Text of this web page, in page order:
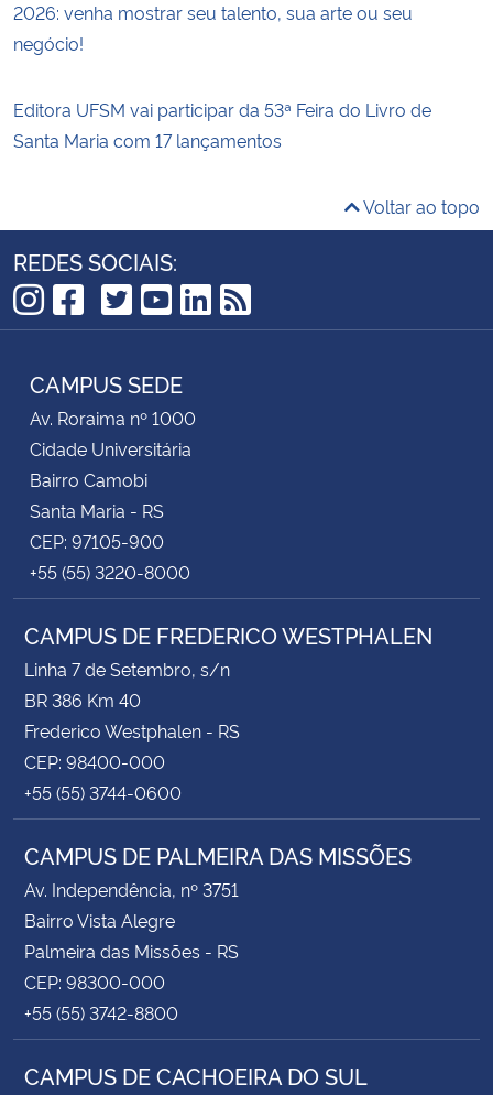
2026: venha mostrar seu talento, sua arte ou seu
negócio!
Editora UFSM vai participar da 53ª Feira do Livro de
Santa Maria com 17 lançamentos
Voltar ao topo
REDES SOCIAIS:
Instagram
Facebook
TikTok
Twitter
YouTube
LinkedIn
RSS
CAMPUS SEDE
Av. Roraima nº 1000
Cidade Universitária
Bairro Camobi
Santa Maria - RS
CEP: 97105-900
+55 (55) 3220-8000
CAMPUS DE FREDERICO WESTPHALEN
Linha 7 de Setembro, s/n
BR 386 Km 40
Frederico Westphalen - RS
CEP: 98400-000
+55 (55) 3744-0600
CAMPUS DE PALMEIRA DAS MISSÕES
Av. Independência, nº 3751
Bairro Vista Alegre
Palmeira das Missões - RS
CEP: 98300-000
+55 (55) 3742-8800
CAMPUS DE CACHOEIRA DO SUL